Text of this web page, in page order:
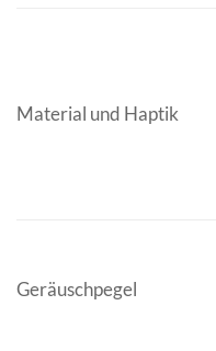
Material und Haptik
Geräuschpegel